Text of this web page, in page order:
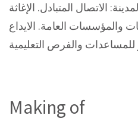
الاتصال المتبادل. الإغاثة
والمؤسسات العامة. الايداع
للمساعدات والفرص التعليمية
Making of